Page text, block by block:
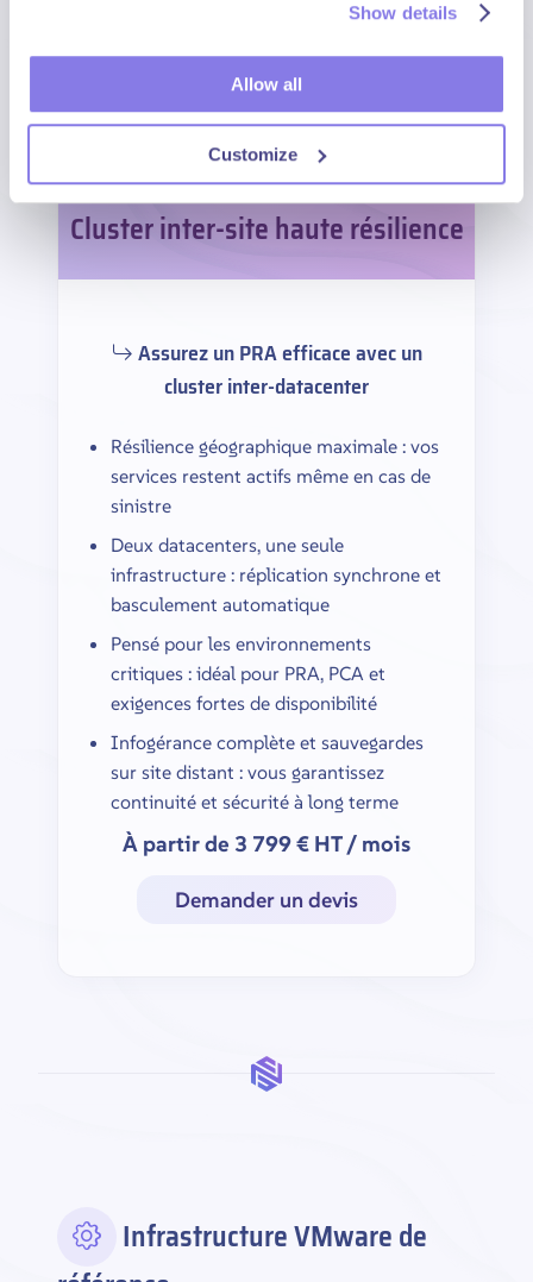
Show details
Allow all
Customize
Cluster inter-site haute résilience
Assurez un PRA efficace avec un
cluster inter-datacenter
Résilience géographique maximale : vos
services restent actifs même en cas de
sinistre
Deux datacenters, une seule
infrastructure : réplication synchrone et
basculement automatique
Pensé pour les environnements
critiques : idéal pour PRA, PCA et
exigences fortes de disponibilité
Infogérance complète et sauvegardes
sur site distant : vous garantissez
continuité et sécurité à long terme
À partir de 3 799 € HT / mois
Demander un devis
Infrastructure VMware de